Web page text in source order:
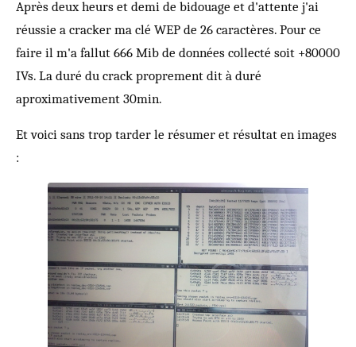
Après deux heurs et demi de bidouage et d'attente j'ai
réussie a cracker ma clé WEP de 26 caractères. Pour ce
faire il m'a fallut 666 Mib de données collecté soit +80000
IVs. La duré du crack proprement dit à duré
aproximativement 30min.
Et voici sans trop tarder le résumer et résultat en images
: